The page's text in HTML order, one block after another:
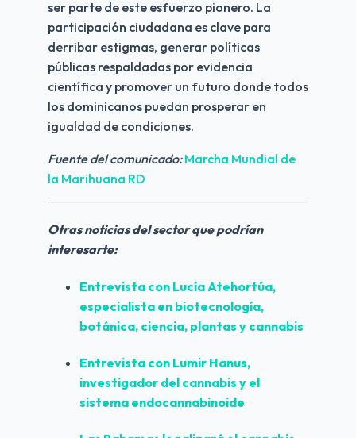
ser parte de este esfuerzo pionero. La
participación ciudadana es clave para
derribar estigmas, generar políticas
públicas respaldadas por evidencia
científica y promover un futuro donde todos
los dominicanos puedan prosperar en
igualdad de condiciones.
Fuente del comunicado: Marcha Mundial de
la Marihuana RD
Otras noticias del sector que podrían
interesarte:
Entrevista con Lucía Atehortúa,
especialista en biotecnología,
botánica, ciencia, plantas y cannabis
Entrevista con Lumir Hanus,
investigador del cannabis y el
sistema endocannabinoide